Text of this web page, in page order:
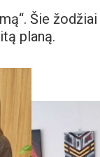
Šie
planą.